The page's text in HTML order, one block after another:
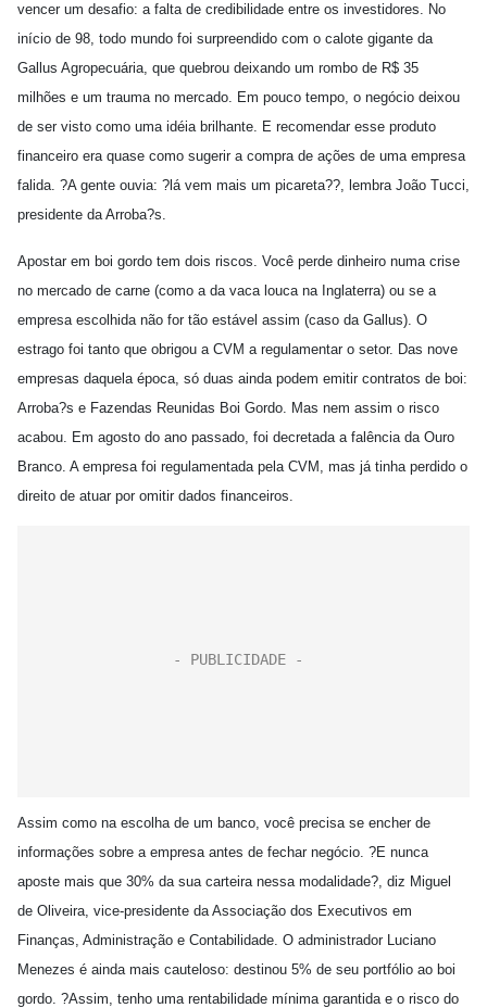
vencer um desafio: a falta de credibilidade entre os investidores. No
início de 98, todo mundo foi surpreendido com o calote gigante da
Gallus Agropecuária, que quebrou deixando um rombo de R$ 35
milhões e um trauma no mercado. Em pouco tempo, o negócio deixou
de ser visto como uma idéia brilhante. E recomendar esse produto
financeiro era quase como sugerir a compra de ações de uma empresa
falida. ?A gente ouvia: ?lá vem mais um picareta??, lembra João Tucci,
presidente da Arroba?s.
Apostar em boi gordo tem dois riscos. Você perde dinheiro numa crise
no mercado de carne (como a da vaca louca na Inglaterra) ou se a
empresa escolhida não for tão estável assim (caso da Gallus). O
estrago foi tanto que obrigou a CVM a regulamentar o setor. Das nove
empresas daquela época, só duas ainda podem emitir contratos de boi:
Arroba?s e Fazendas Reunidas Boi Gordo. Mas nem assim o risco
acabou. Em agosto do ano passado, foi decretada a falência da Ouro
Branco. A empresa foi regulamentada pela CVM, mas já tinha perdido o
direito de atuar por omitir dados financeiros.
Assim como na escolha de um banco, você precisa se encher de
informações sobre a empresa antes de fechar negócio. ?E nunca
aposte mais que 30% da sua carteira nessa modalidade?, diz Miguel
de Oliveira, vice-presidente da Associação dos Executivos em
Finanças, Administração e Contabilidade. O administrador Luciano
Menezes é ainda mais cauteloso: destinou 5% de seu portfólio ao boi
gordo. ?Assim, tenho uma rentabilidade mínima garantida e o risco do